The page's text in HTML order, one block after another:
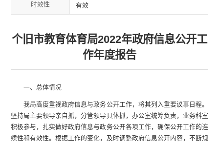
时效性 有效
个旧市教育体育局2022年政府信息公开工
作年度报告
一、总体情况
我局高度重视政府信息与政务公开工作，将其列入重要议事日程。
坚持局主要领导亲自抓，分管领导具体抓，办公室统筹负责，业务科室
积极参与，扎实做好政府信息与政务公开各项工作，确保公开工作的连
续性和有效性。根据工作的变化，及时调整政府信息公开内容，不断规